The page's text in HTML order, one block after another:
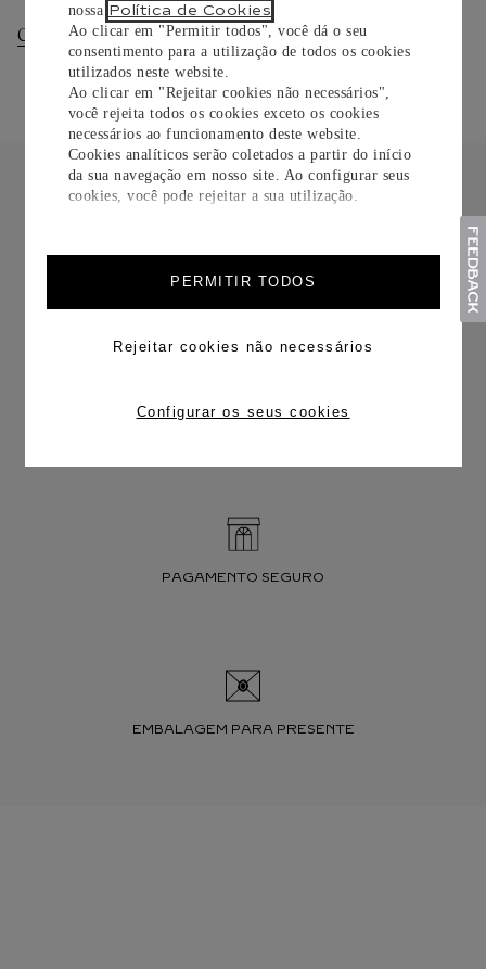
nossa Política de Cookies
Ao clicar em "Permitir todos", você dá o seu
consentimento para a utilização de todos os cookies
utilizados neste website.
Ao clicar em "Rejeitar cookies não necessários",
você rejeita todos os cookies exceto os cookies
necessários ao funcionamento deste website.
Cookies analíticos serão coletados a partir do início
da sua navegação em nosso site. Ao configurar seus
cookies, você pode rejeitar a sua utilização.
PERMITIR TODOS
Rejeitar cookies não necessários
Configurar os seus cookies
Consultar Entregas Consultar Devoluções
FRETE CORTESIA
TROCAS E DEVOLUÇÕES
PAGAMENTO SEGURO
EMBALAGEM PARA PRESENTE